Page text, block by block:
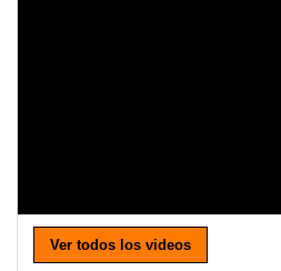
Ver todos los videos